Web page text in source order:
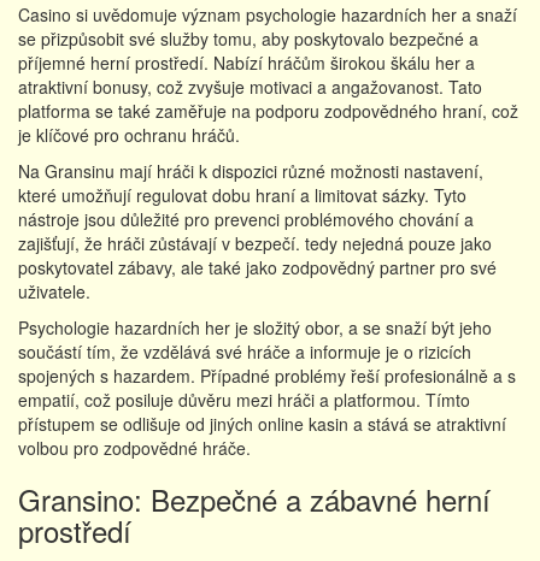
Casino si uvědomuje význam psychologie hazardních her a snaží
se přizpůsobit své služby tomu, aby poskytovalo bezpečné a
příjemné herní prostředí. Nabízí hráčům širokou škálu her a
atraktivní bonusy, což zvyšuje motivaci a angažovanost. Tato
platforma se také zaměřuje na podporu zodpovědného hraní, což
je klíčové pro ochranu hráčů.
Na Gransinu mají hráči k dispozici různé možnosti nastavení,
které umožňují regulovat dobu hraní a limitovat sázky. Tyto
nástroje jsou důležité pro prevenci problémového chování a
zajišťují, že hráči zůstávají v bezpečí. tedy nejedná pouze jako
poskytovatel zábavy, ale také jako zodpovědný partner pro své
uživatele.
Psychologie hazardních her je složitý obor, a se snaží být jeho
součástí tím, že vzdělává své hráče a informuje je o rizicích
spojených s hazardem. Případné problémy řeší profesionálně a s
empatií, což posiluje důvěru mezi hráči a platformou. Tímto
přístupem se odlišuje od jiných online kasin a stává se atraktivní
volbou pro zodpovědné hráče.
Gransino: Bezpečné a zábavné herní
prostředí